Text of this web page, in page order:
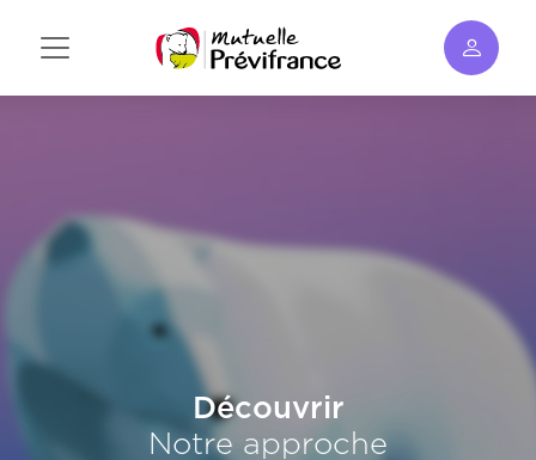
contenu
Découvrir
Notre approche